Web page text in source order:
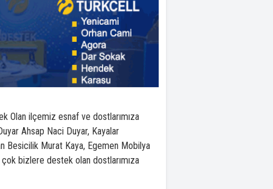
Olan ilçemiz esnaf ve dostlarımıza
Ahsap Naci Duyar, Kayalar
Besicilik Murat Kaya, Egemen Mobilya
çok bizlere destek olan dostlarımıza